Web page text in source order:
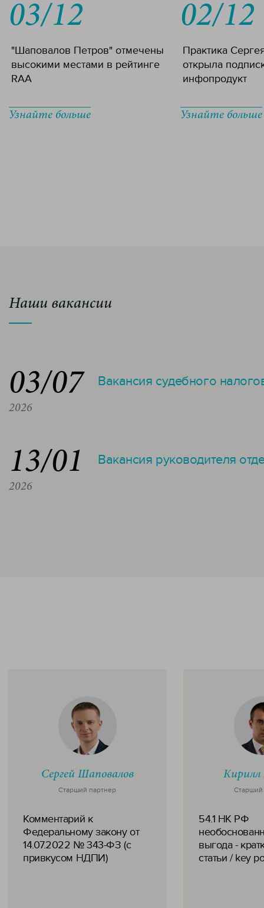
03/12
"Шаповалов Петров" отмечены
высокими местами в рейтинге
RAA
Узнайте больше
02/12
Практика
открыла
инфопродукт
Узнайте больше
Наши вакансии
03/07
2026
Вакансия судебного
13/01
2026
Вакансия руководителя
Сергей Шаповалов
Старший партнер
Комментарий к
Федеральному закону от
14.07.2022 № 343-ФЗ (с
привкусом НДПИ)
Кирилл
Старший
54.1 НК РФ
выгода -
статьи / key